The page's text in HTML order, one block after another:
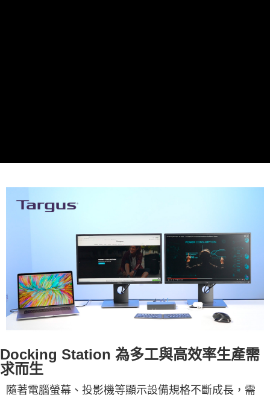
Docking Station 為多工與高效率生產需
求而生
隨著電腦螢幕、投影機等顯示設備規格不斷成長，需